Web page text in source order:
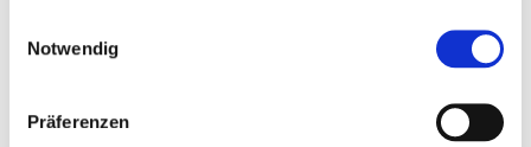
Notwendig
Präferenzen